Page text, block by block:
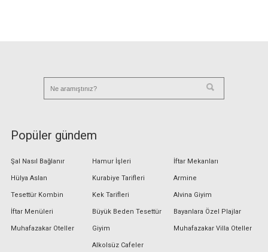
Popüler gündem
Şal Nasıl Bağlanır
Hülya Aslan
Tesettür Kombin
İftar Menüleri
Muhafazakar Oteller
Hamur İşleri
Kurabiye Tarifleri
Kek Tarifleri
Büyük Beden Tesettür
Giyim
Alkolsüz Cafeler
İftar Mekanları
Armine
Alvina Giyim
Bayanlara Özel Plajlar
Muhafazakar Villa Oteller